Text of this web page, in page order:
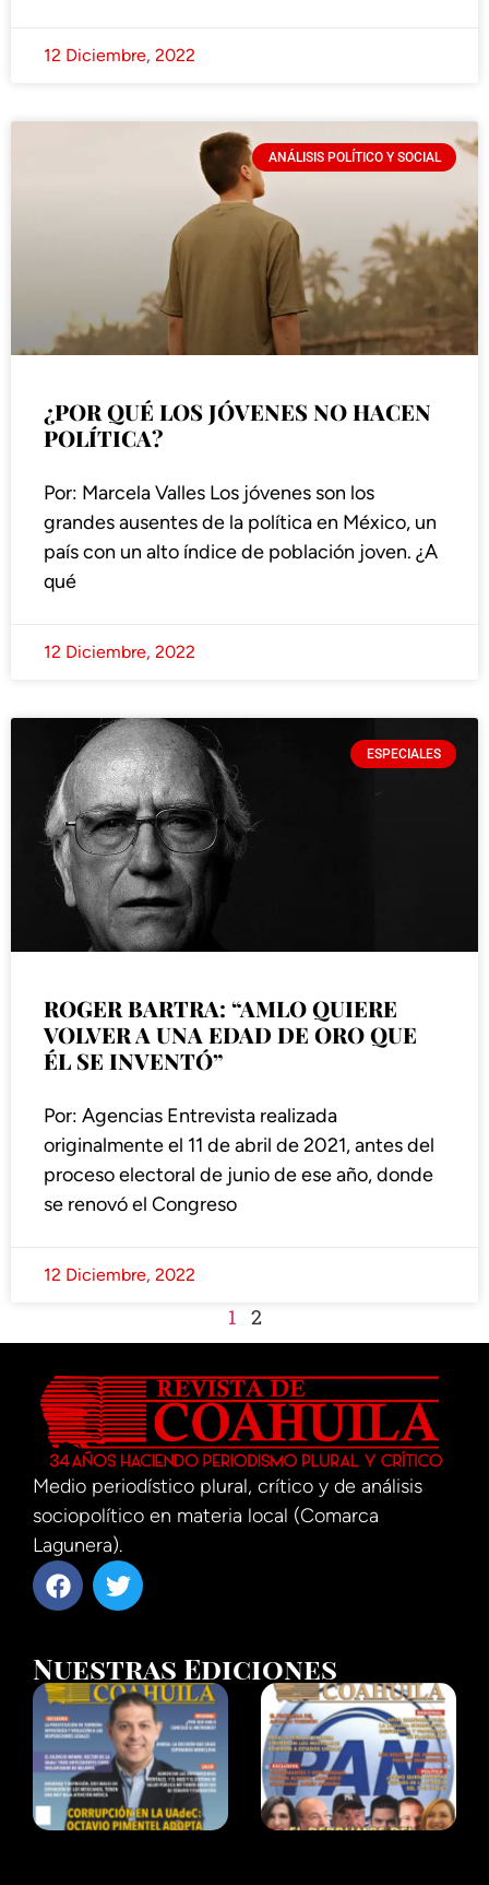
12 Diciembre, 2022
ANÁLISIS POLÍTICO Y SOCIAL
¿POR QUÉ LOS JÓVENES NO HACEN
POLÍTICA?
Por: Marcela Valles Los jóvenes son los
grandes ausentes de la política en México, un
país con un alto índice de población joven. ¿A
qué
12 Diciembre, 2022
ESPECIALES
ROGER BARTRA: “AMLO QUIERE
VOLVER A UNA EDAD DE ORO QUE
ÉL SE INVENTÓ”
Por: Agencias Entrevista realizada
originalmente el 11 de abril de 2021, antes del
proceso electoral de junio de ese año, donde
se renovó el Congreso
12 Diciembre, 2022
1 2
Medio periodístico plural, crítico y de análisis
sociopolítico en materia local (Comarca
Lagunera).
Nuestras Ediciones